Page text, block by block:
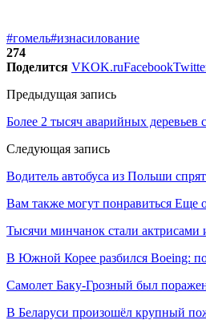
#гомель#изнасилование
274
Поделится VKOK.ruFacebook
Предыдущая запись
Более 2 тысяч аварийных деревьев
Следующая запись
Водитель автобуса из Польши
Вам также могут понравиться Еще
Тысячи минчанок стали
В Южной Корее разбился Boeing:
Самолет Баку-Грозный был
В Беларуси произошёл крупный